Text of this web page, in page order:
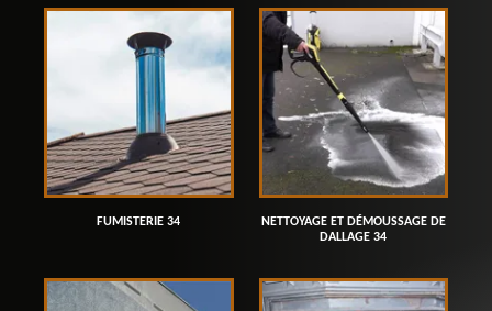
FUMISTERIE 34
NETTOYAGE ET DÉMOUSSAGE DE
DALLAGE 34